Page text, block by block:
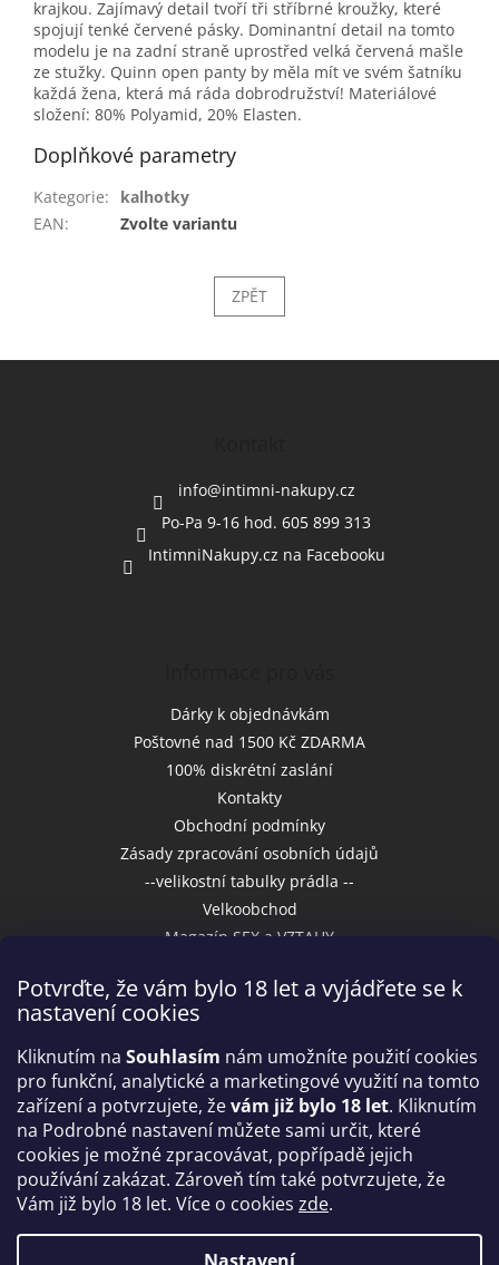
Potvrďte, že vám bylo 18 let a vyjádřete se k
nastavení cookies
Kliknutím na Souhlasím nám umožníte použití cookies
pro funkční, analytické a marketingové využití na tomto
zařízení a potvrzujete, ževám již bylo 18 let. Kliknutím
na Podrobné nastavení můžete sami určit, které
cookies je možné zpracovávat, popřípadě jejich
používání zakázat. Zároveň tím také potvrzujete, že
Vám již bylo 18 let. Více o cookies zde.
krajkou. Zajímavý detail tvoří tři stříbrné kroužky, které
spojují tenké červené pásky. Dominantní detail na tomto
modelu je na zadní straně uprostřed velká červená mašle
ze stužky. Quinn open panty by měla mít ve svém šatníku
každá žena, která má ráda dobrodružství! Materiálové
složení: 80% Polyamid, 20% Elasten.
Doplňkové parametry
Kategorie:
kalhotky
EAN: Zvolte variantu
ZPĚT
info@intimni-nakupy.cz
Po-Pa 9-16 hod. 605 899 313
IntimniNakupy.cz na Facebooku
Dárky k objednávkám
Poštovné nad 1500 Kč ZDARMA
100% diskrétní zaslání
Kontakty
Obchodní podmínky
Zásady zpracování osobních údajů
--velikostní tabulky prádla --
Velkoobchod
Magazín SEX a VZTAHY
Přijímáme online platby